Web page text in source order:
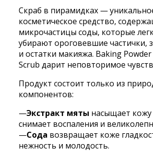
Скраб в пирамидках —
косметическое средство,
микрочастицы соды, которые
убирают ороговевшие частички,
и остатки макияжа. Baking
Scrub дарит неповторимое
Продукт состоит только из
компонентов:
—Экстракт мяты насыщает кожу
снимает воспаления и
—Сода возвращает коже
нежность и молодость.